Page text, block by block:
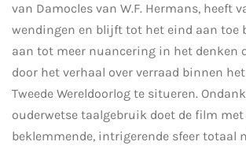
van Damocles van W.F. Hermans, heeft
wendingen en blijft tot het eind aan toe
aan tot meer nuancering in het denken
door het verhaal over verraad binnen
Tweede Wereldoorlog te situeren.
ouderwetse taalgebruik doet de film
beklemmende, intrigerende sfeer totaal